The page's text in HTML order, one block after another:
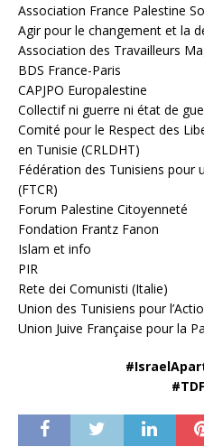
Association France Palestine
Agir pour le changement et la
Association des Travailleurs
BDS France-Paris
CAPJPO Europalestine
Collectif ni guerre ni état de
Comité pour le Respect des
en Tunisie (CRLDHT)
Fédération des Tunisiens pour
(FTCR)
Forum Palestine Citoyenneté
Fondation Frantz Fanon
Islam et info
PIR
Rete dei Comunisti (Italie)
Union des Tunisiens pour
Union Juive Française pour la